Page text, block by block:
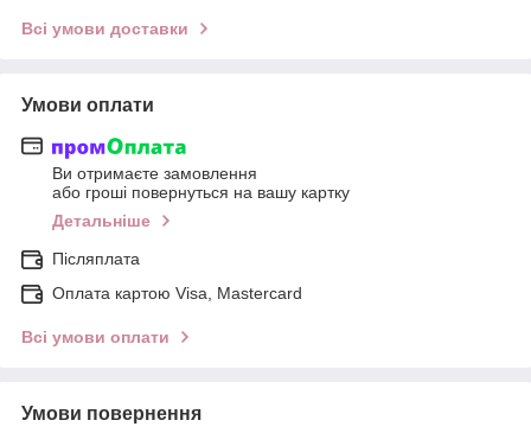
Всі умови доставки
Умови оплати
Ви отримаєте замовлення
або гроші повернуться на вашу картку
Детальніше
Післяплата
Оплата картою Visa, Mastercard
Всі умови оплати
Умови повернення